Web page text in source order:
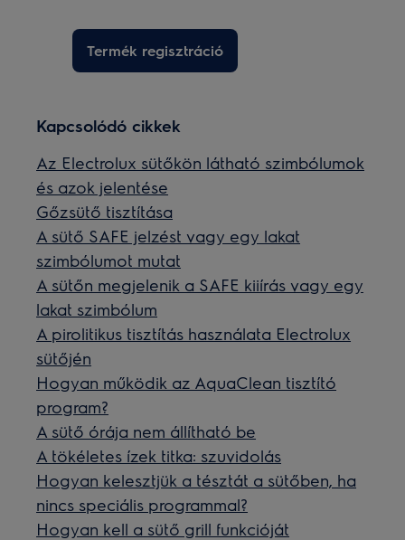
Termék regisztráció
Kapcsolódó cikkek
Az Electrolux sütőkön látható szimbólumok
és azok jelentése
Gőzsütő tisztítása
A sütő SAFE jelzést vagy egy lakat
szimbólumot mutat
A sütőn megjelenik a SAFE kiiírás vagy egy
lakat szimbólum
A pirolitikus tisztítás használata Electrolux
sütőjén
Hogyan működik az AquaClean tisztító
program?
A sütő órája nem állítható be
A tökéletes ízek titka: szuvidolás
Hogyan kelesztjük a tésztát a sütőben, ha
nincs speciális programmal?
Hogyan kell a sütő grill funkcióját